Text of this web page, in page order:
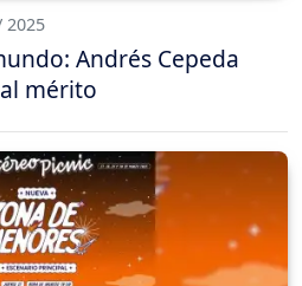
2025
Andrés Cepeda
mérito